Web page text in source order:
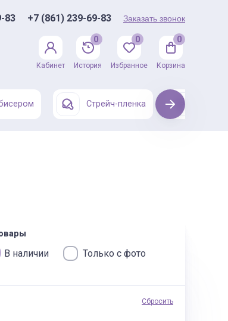
83 +7 (861) 239-69-83 Заказать звонок
Кабинет
0
История
0
Избранное
0
Корзина
Стрейч-пленка Next
В наличии Только с фото
Сбросить